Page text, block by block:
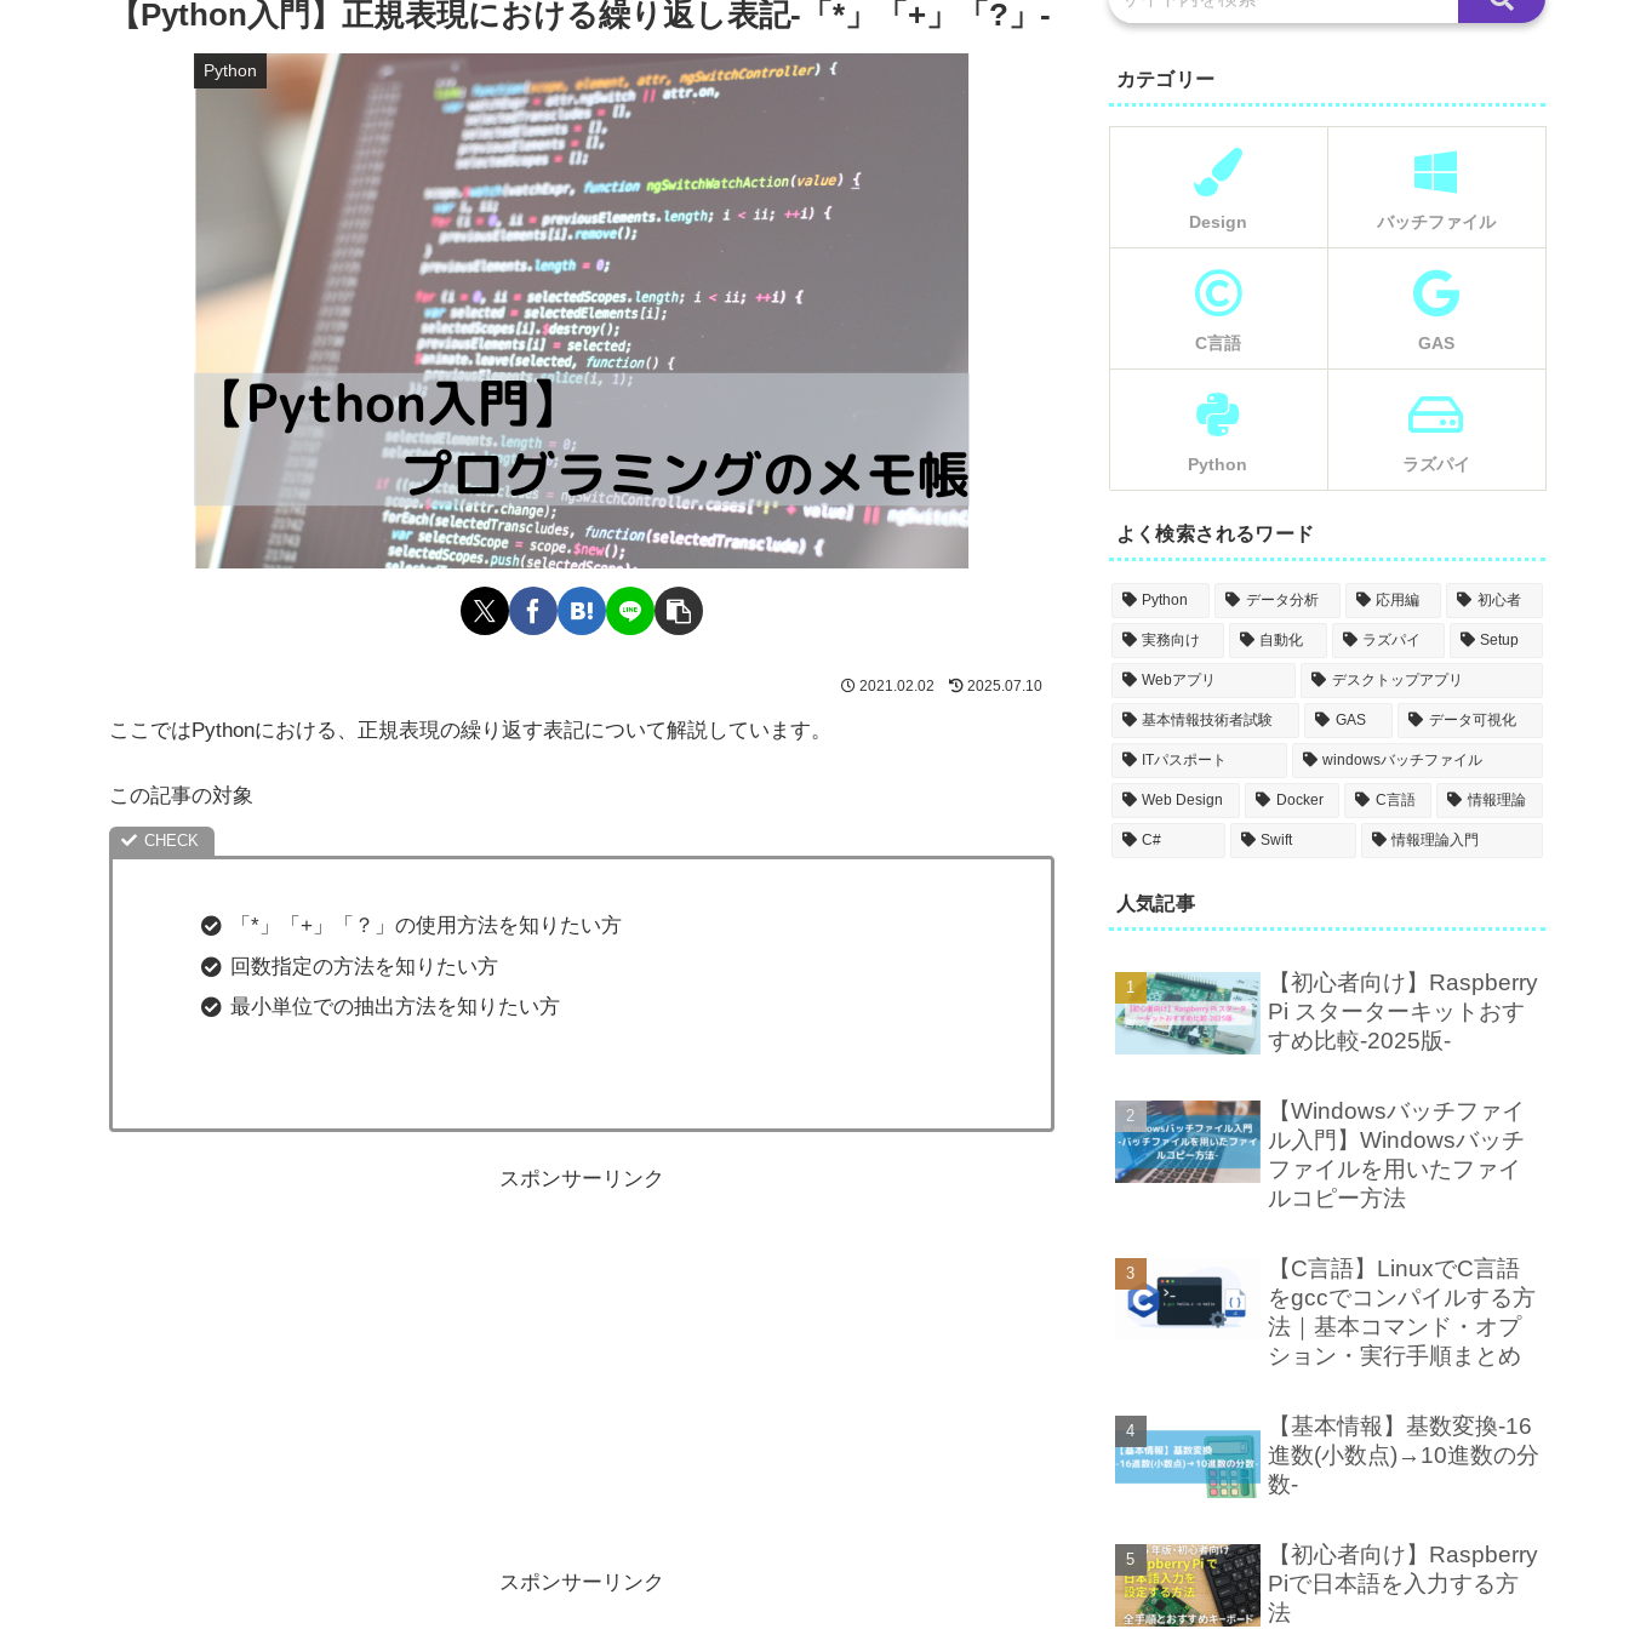
【Python入門】正規表現における繰り返し表記-「*」「+」「?」-
Python
2021.02.02 2025.07.10
ここではPythonにおける、正規表現の繰り返す表記について解説しています。
この記事の対象
「*」「+」「？」の使用方法を知りたい方
回数指定の方法を知りたい方
最小単位での抽出方法を知りたい方
スポンサーリンク
スポンサーリンク
カテゴリー
Design バッチファイル
C言語 GAS
Python ラズパイ
よく検索されるワード
Python データ分析 応用編 初心者
実務向け 自動化 ラズパイ Setup
Webアプリ デスクトップアプリ
基本情報技術者試験 GAS データ可視化
ITパスポート windowsバッチファイル
Web Design Docker C言語 情報理論
C# Swift 情報理論入門
人気記事
【初心者向け】Raspberry
Pi スターターキットおす
すめ比較-2025版-
【Windowsバッチファイ
ル入門】Windowsバッチ
ファイルを用いたファイ
ルコピー方法
【C言語】LinuxでC言語
をgccでコンパイルする方
法｜基本コマンド・オプ
ション・実行手順まとめ
【基本情報】基数変換-16
進数(小数点)→10進数の分
数-
【初心者向け】Raspberry
Piで日本語を入力する方
法